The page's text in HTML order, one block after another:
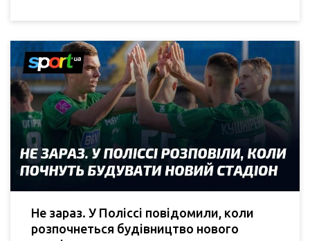
Не зараз. У Поліссі повідомили, коли
розпочнеться будівництво нового